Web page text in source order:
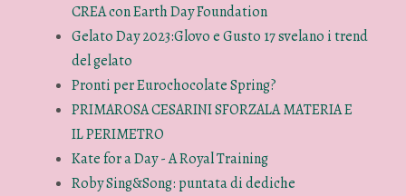
CREA con Earth Day Foundation
Gelato Day 2023:Glovo e Gusto 17 svelano i trend
del gelato
Pronti per Eurochocolate Spring?
PRIMAROSA CESARINI SFORZALA MATERIA E
IL PERIMETRO
Kate for a Day - A Royal Training
Roby Sing&Song: puntata di dediche